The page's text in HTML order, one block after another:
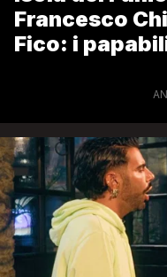
Francesco
Fico: i